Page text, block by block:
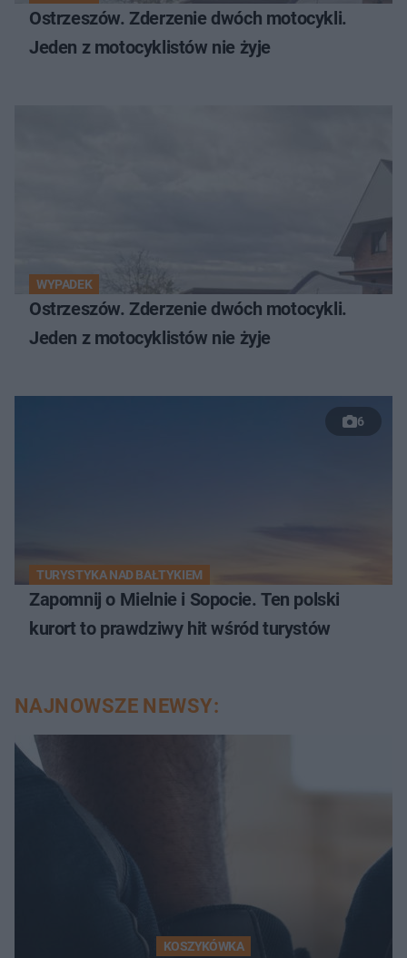
Ostrzeszów. Zderzenie dwóch motocykli.
Jeden z motocyklistów nie żyje
WYPADEK
Ostrzeszów. Zderzenie dwóch motocykli.
Jeden z motocyklistów nie żyje
6
TURYSTYKA NAD BAŁTYKIEM
Zapomnij o Mielnie i Sopocie. Ten polski
kurort to prawdziwy hit wśród turystów
NAJNOWSZE NEWSY:
KOSZYKÓWKA